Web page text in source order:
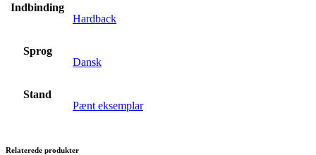
Indbinding
Hardback
Sprog
Dansk
Stand
Pænt eksemplar
Relaterede produkter